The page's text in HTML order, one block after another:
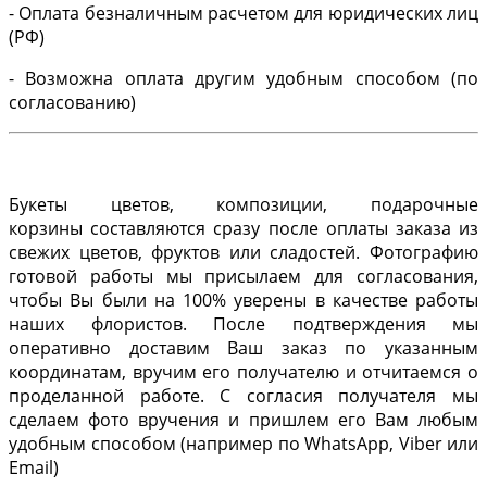
- Оплата безналичным расчетом для юридических лиц
(РФ)
- Возможна оплата другим удобным способом (по
согласованию)
Букеты цветов, композиции, подарочные
корзины составляются сразу после оплаты заказа из
свежих цветов, фруктов или сладостей. Фотографию
готовой работы мы присылаем для согласования,
чтобы Вы были на 100% уверены в качестве работы
наших флористов. После подтверждения мы
оперативно доставим Ваш заказ по указанным
координатам, вручим его получателю и отчитаемся о
проделанной работе. С согласия получателя мы
сделаем фото вручения и пришлем его Вам любым
удобным способом (например по WhatsApp, Viber или
Email)